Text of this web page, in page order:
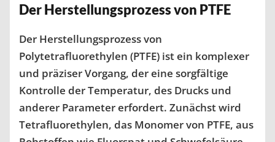
Der Herstellungsprozess von PTFE
Der Herstellungsprozess von
Polytetrafluorethylen (PTFE) ist ein komplexer
und präziser Vorgang, der eine sorgfältige
Kontrolle der Temperatur, des Drucks und
anderer Parameter erfordert. Zunächst wird
Tetrafluorethylen, das Monomer von PTFE, aus